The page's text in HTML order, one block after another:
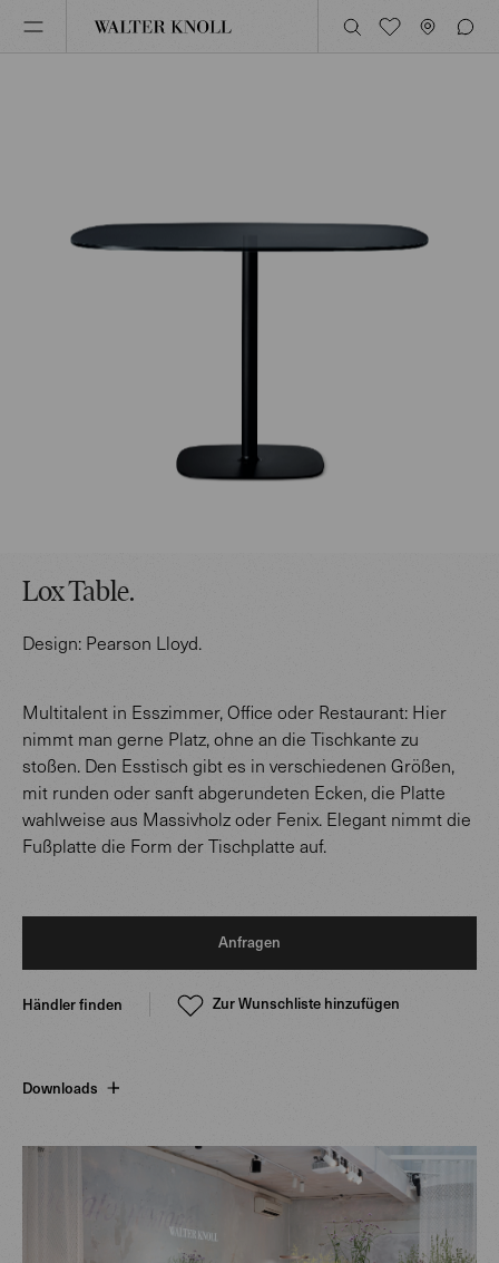
Lox Table.
Design: Pearson Lloyd.
Multitalent in Esszimmer, Office oder Restaurant: Hier
nimmt man gerne Platz, ohne an die Tischkante zu
stoßen. Den Esstisch gibt es in verschiedenen Größen,
mit runden oder sanft abgerundeten Ecken, die Platte
wahlweise aus Massivholz oder Fenix. Elegant nimmt die
Fußplatte die Form der Tischplatte auf.
Anfragen
Händler finden Zur Wunschliste hinzufügen
Downloads